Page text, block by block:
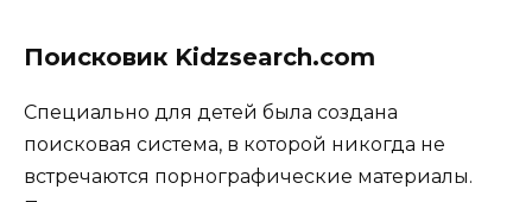
Поисковик Kidzsearch.com
Специально для детей была создана
поисковая система, в которой никогда не
встречаются порнографические материалы.